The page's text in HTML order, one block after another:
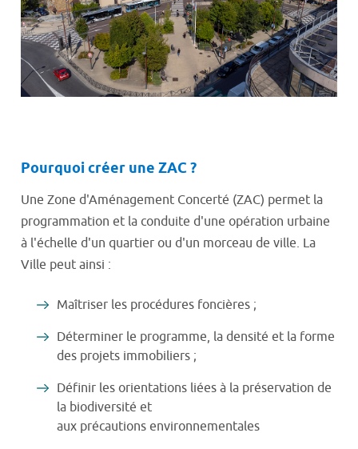
Pourquoi créer une ZAC ?
Une Zone d'Aménagement Concerté (ZAC) permet la
programmation et la conduite d'une opération urbaine
à l'échelle d'un quartier ou d'un morceau de ville. La
Ville peut ainsi :
Maîtriser les procédures foncières ;
Déterminer le programme, la densité et la forme
des projets immobiliers ;
Définir les orientations liées à la préservation de
la biodiversité et
aux précautions environnementales